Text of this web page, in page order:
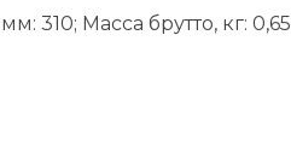
310; Масса брутто, кг: 0,65